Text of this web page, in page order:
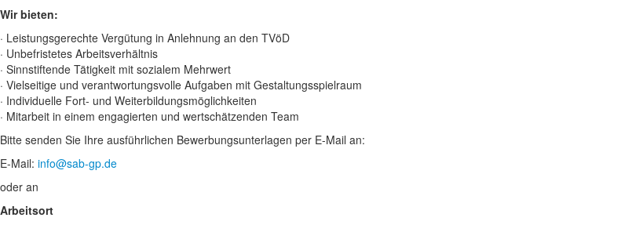
Wir bieten:
· Leistungsgerechte Vergütung in Anlehnung an den TVöD
· Unbefristetes Arbeitsverhältnis
· Sinnstiftende Tätigkeit mit sozialem Mehrwert
· Vielseitige und verantwortungsvolle Aufgaben mit Gestaltungsspielraum
· Individuelle Fort- und Weiterbildungsmöglichkeiten
· Mitarbeit in einem engagierten und wertschätzenden Team
Bitte senden Sie Ihre ausführlichen Bewerbungsunterlagen per E-Mail an:
E-Mail: info@sab-gp.de
oder an
Arbeitsort